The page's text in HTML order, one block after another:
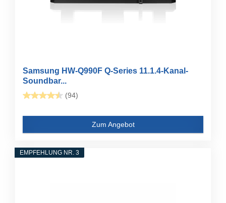
Samsung HW-Q990F Q-Series 11.1.4-Kanal-
Soundbar...
(94)
Zum Angebot
EMPFEHLUNG NR. 3